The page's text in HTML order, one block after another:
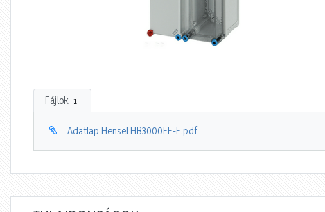
Fájlok 1
Adatlap Hensel HB3000FF-E.pdf